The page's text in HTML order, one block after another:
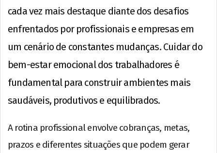
cada vez mais destaque diante dos desafios
enfrentados por profissionais e empresas em
um cenário de constantes mudanças. Cuidar do
bem-estar emocional dos trabalhadores é
fundamental para construir ambientes mais
saudáveis, produtivos e equilibrados.
A rotina profissional envolve cobranças, metas,
prazos e diferentes situações que podem gerar